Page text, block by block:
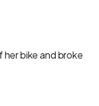
bike and broke